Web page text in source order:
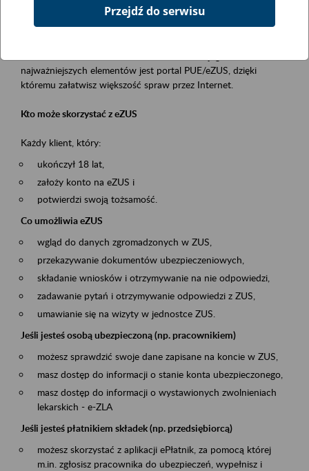
Platforma Usług Elektronicznych ZUS eZUS
najważniejszych elementów jest portal PUE/eZUS, dzięki
któremu załatwisz większość spraw przez Internet.
Kto może skorzystać z eZUS
Każdy klient, który:
ukończył 18 lat,
założy konto na eZUS i
potwierdzi swoją tożsamość.
Co umożliwia eZUS
wgląd do danych zgromadzonych w ZUS,
przekazywanie dokumentów ubezpieczeniowych,
składanie wniosków i otrzymywanie na nie odpowiedzi,
zadawanie pytań i otrzymywanie odpowiedzi z ZUS,
umawianie się na wizyty w jednostce ZUS.
Jeśli jesteś osobą ubezpieczoną (np. pracownikiem)
możesz sprawdzić swoje dane zapisane na koncie w ZUS,
masz dostęp do informacji o stanie konta ubezpieczonego,
masz dostęp do informacji o wystawionych zwolnieniach
lekarskich - e-ZLA
Jeśli jesteś płatnikiem składek (np. przedsiębiorcą)
możesz skorzystać z aplikacji ePłatnik, za pomocą której
m.in. zgłosisz pracownika do ubezpieczeń, wypełnisz i
Przejdź do serwisu